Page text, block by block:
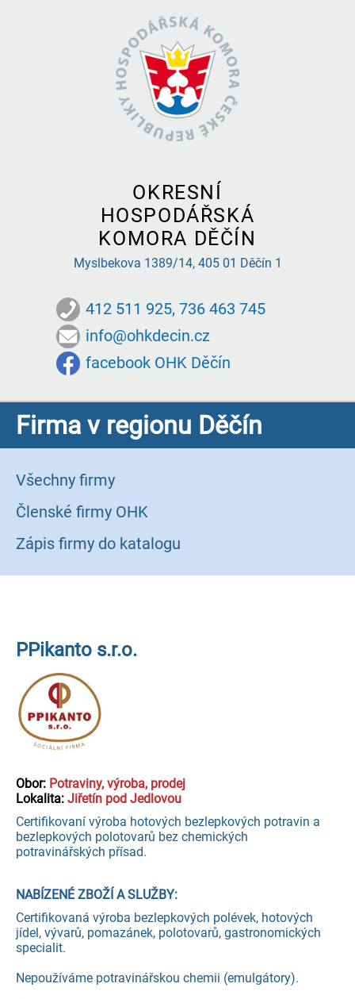
OKRESNÍ
HOSPODÁŘSKÁ
KOMORA DĚČÍN
Myslbekova 1389/14, 405 01 Děčín 1
412 511 925, 736 463 745
info@ohkdecin.cz
facebook OHK Děčín
Firma v regionu Děčín
Všechny firmy
Členské firmy OHK
Zápis firmy do katalogu
PPikanto s.r.o.
Obor: Potraviny, výroba, prodej
Lokalita: Jiřetín pod Jedlovou
Certifikovaní výroba hotových bezlepkových potravin a
bezlepkových polotovarů bez chemických
potravinářských přísad.
NABÍZENÉ ZBOŽÍ A SLUŽBY:
Certifikovaná výroba bezlepkových polévek, hotových
jídel, vývarů, pomazánek, polotovarů, gastronomických
specialit.
Nepoužíváme potravinářskou chemii (emulgátory).